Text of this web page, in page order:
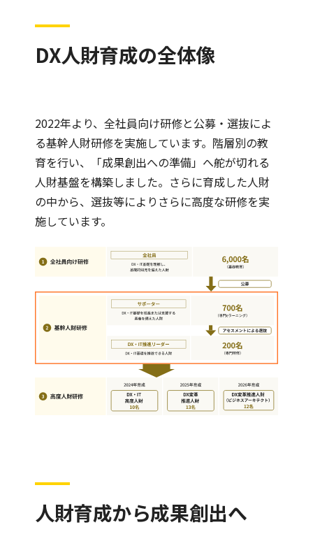
DX人財育成の全体像
2022年より、全社員向け研修と公募・選抜によ
る基幹人財研修を実施しています。階層別の教
育を行い、「成果創出への準備」へ舵が切れる
人財基盤を構築しました。さらに育成した人財
の中から、選抜等によりさらに高度な研修を実
施しています。
人財育成から成果創出へ